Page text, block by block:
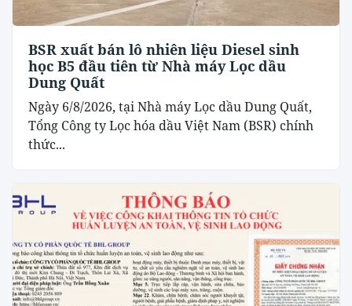
BSR xuất bán lô nhiên liệu Diesel sinh
học B5 đầu tiên từ Nhà máy Lọc dầu
Dung Quất
Ngày 6/8/2026, tại Nhà máy Lọc dầu Dung Quất,
Tổng Công ty Lọc hóa dầu Việt Nam (BSR) chính
thức...